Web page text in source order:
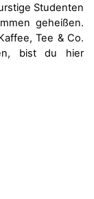
Studenten
geheißen.
Tee & Co.
bist du hier